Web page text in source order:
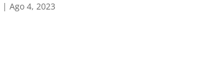
|Ago 4, 2023